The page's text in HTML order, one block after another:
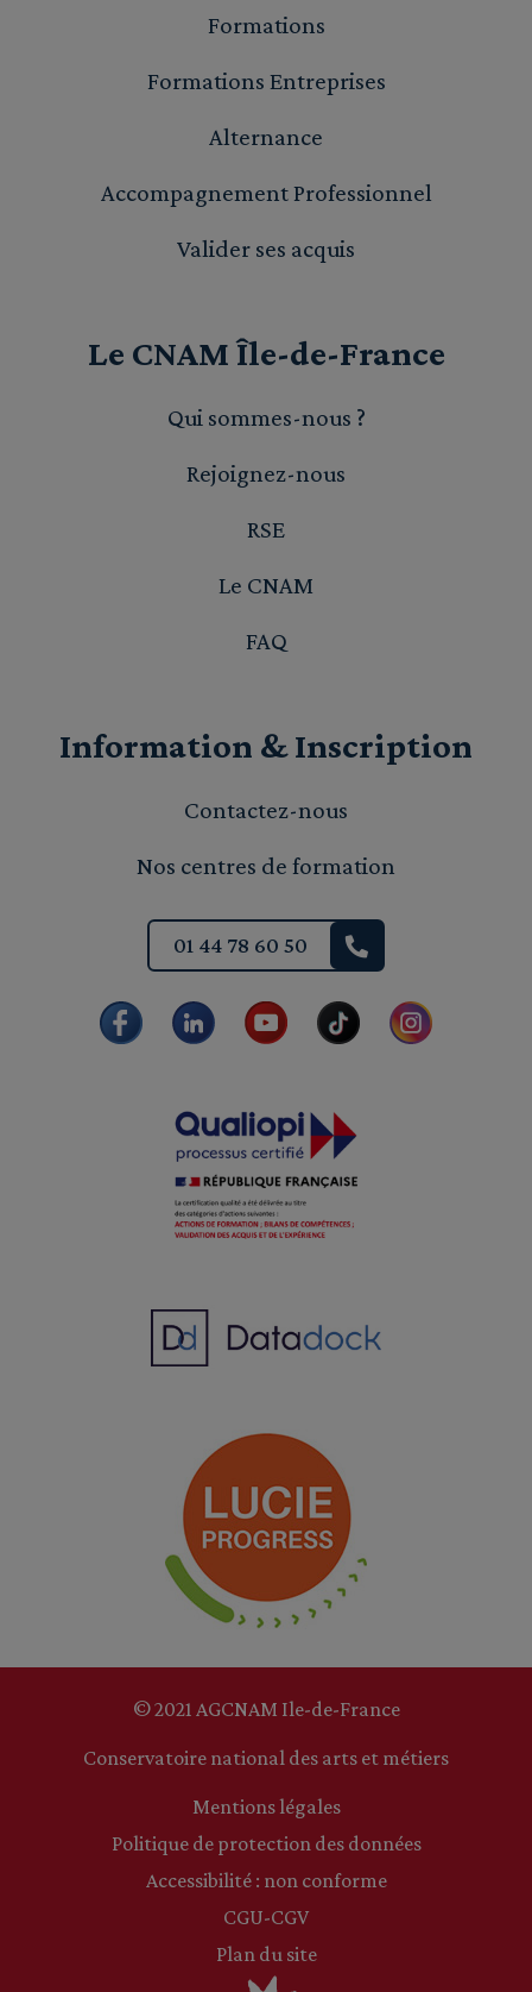
Formations
Formations Entreprises
Alternance
Accompagnement Professionnel
Valider ses acquis
Le CNAM Île-de-France
Qui sommes-nous ?
Rejoignez-nous
RSE
Le CNAM
FAQ
Information & Inscription
Contactez-nous
Nos centres de formation
01 44 78 60 50
© 2021 AGCNAM Ile-de-France
Conservatoire national des arts et métiers
Mentions légales
Politique de protection des données
Accessibilité : non conforme
CGU-CGV
Plan du site